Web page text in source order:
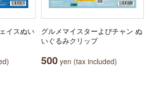
イスぬい
グルメマイスターよぴチャン ぬ
いぐるみクリップ
500 yen (tax included)